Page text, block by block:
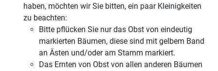
haben, möchten wir Sie bitten, ein paar Kleinigkeiten
zu beachten:
Bitte pflücken Sie nur das Obst von eindeutig
markierten Bäumen, diese sind mit gelbem Band
an Ästen und/oder am Stamm markiert.
Das Ernten von Obst von allen anderen Bäumen